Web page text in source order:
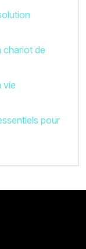
chariot de
vie
pour